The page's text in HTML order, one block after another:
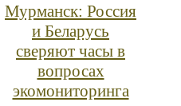
Мурманск: Россия
и Беларусь
сверяют часы в
вопросах
экомониторинга